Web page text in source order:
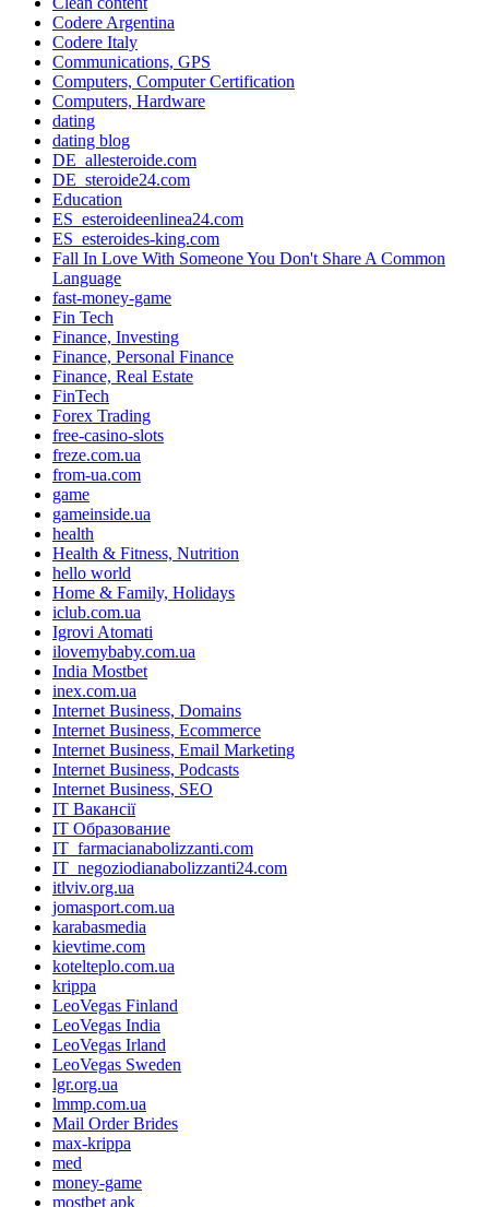
Codere Argentina
Codere Italy
Communications, GPS
Computers, Computer Certification
Computers, Hardware
dating
dating blog
DE_allesteroide.com
DE_steroide24.com
Education
ES_esteroideenlinea24.com
ES_esteroides-king.com
Fall In Love With Someone You Don't Share A Common
Language
fast-money-game
Fin Tech
Finance, Investing
Finance, Personal Finance
Finance, Real Estate
FinTech
Forex Trading
free-casino-slots
freze.com.ua
from-ua.com
game
gameinside.ua
health
Health & Fitness, Nutrition
hello world
Home & Family, Holidays
iclub.com.ua
Igrovi Atomati
ilovemybaby.com.ua
India Mostbet
inex.com.ua
Internet Business, Domains
Internet Business, Ecommerce
Internet Business, Email Marketing
Internet Business, Podcasts
Internet Business, SEO
IT Вакансії
IT Образование
IT_farmacianabolizzanti.com
IT_negoziodianabolizzanti24.com
itlviv.org.ua
jomasport.com.ua
karabasmedia
kievtime.com
kotelteplo.com.ua
krippa
LeoVegas Finland
LeoVegas India
LeoVegas Irland
LeoVegas Sweden
lgr.org.ua
lmmp.com.ua
Mail Order Brides
max-krippa
med
money-game
mostbet apk